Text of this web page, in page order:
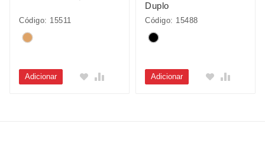
Código: 15511
Adicionar
Duplo
Código: 15488
Adicionar